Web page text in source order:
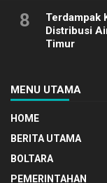
8
Terdampak
Distribusi
Timur
MENU UTAMA
HOME
BERITA UTAMA
BOLTARA
PEMERINTAHAN